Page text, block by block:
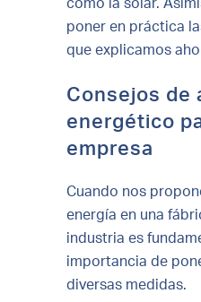
como la solar.
poner en práctica
que explicamos
Consejos de
energético
empresa
Cuando nos
energía en una
industria es
importancia de
diversas medidas.